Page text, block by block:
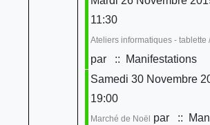
11:30
Ateliers informatiques - tablette
par
:: Manifestations
Samedi 30 Novembre
19:00
Marché de Noël par ::